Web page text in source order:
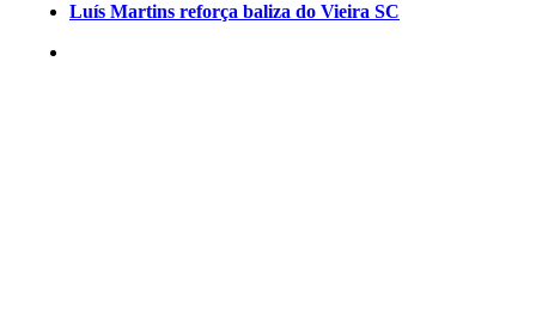
Luís Martins reforça baliza do Vieira SC